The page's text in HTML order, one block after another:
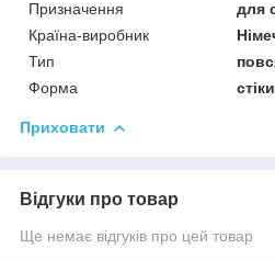
Призначення
для
Країна-виробник
Тип
Форма
стіки
Приховати
Відгуки про товар
Ще немає відгуків про цей товар